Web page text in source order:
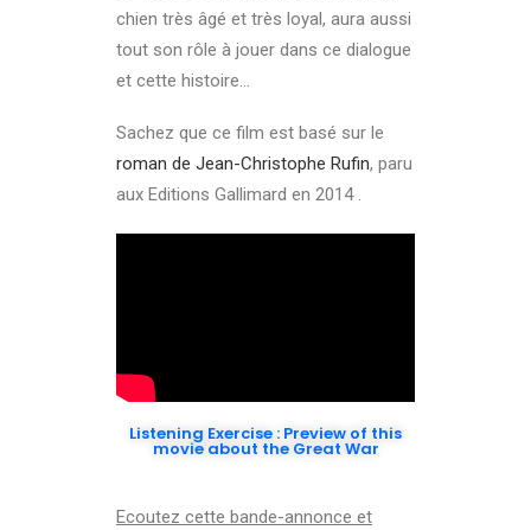
chien très âgé et très loyal, aura aussi
tout son rôle à jouer dans ce dialogue
et cette histoire…
Sachez que ce film est basé sur le
roman de Jean-Christophe Rufin, paru
aux Editions Gallimard en 2014 .
Listening Exercise : Preview of this
movie about the Great War
Ecoutez cette bande-annonce et